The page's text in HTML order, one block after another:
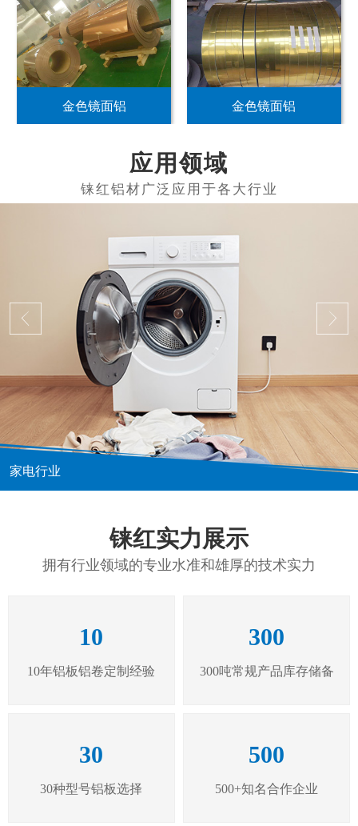
金色镜面铝 金色镜面铝
应用领域
家电行业
铼红实力展示
拥有行业领域的专业水准和雄厚的技术实力
10
10年铝板铝卷定制经验
300
300吨常规产品库存储备
30
30种型号铝板选择
500
500+知名合作企业